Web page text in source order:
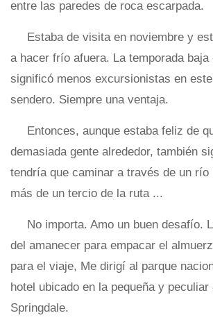
entre las paredes de roca escarpada.
Estaba de visita en noviembre y
a hacer frío afuera. La temporada baja
significó menos excursionistas en
sendero. Siempre una ventaja.
Entonces, aunque estaba feliz de
demasiada gente alrededor, también
tendría que caminar a través de un río
más de un tercio de la ruta ...
No importa. Amo un buen desafío.
del amanecer para empacar el
para el viaje, Me dirigí al parque
hotel ubicado en la pequeña y peculiar
Springdale.